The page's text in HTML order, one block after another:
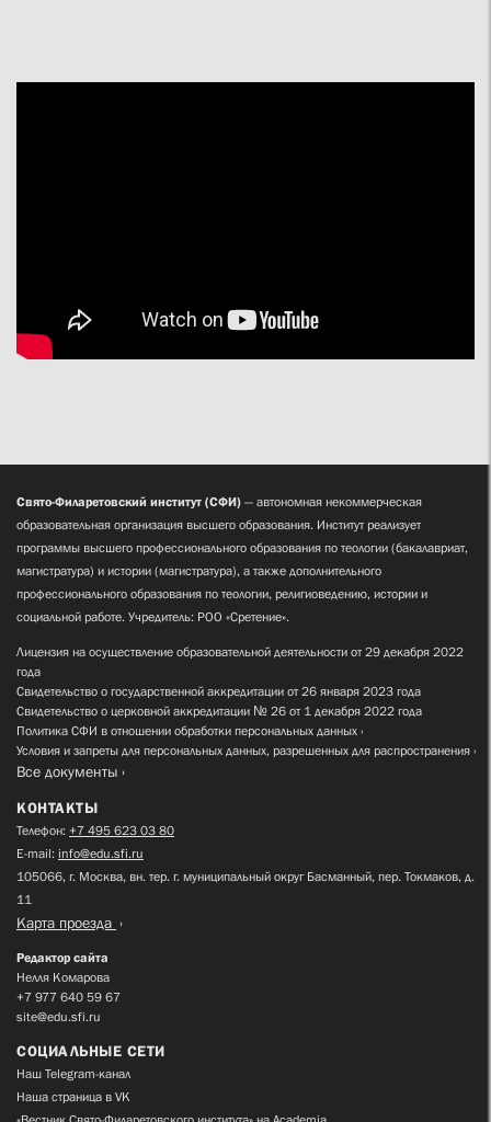
Свято-Филаретовский институт (СФИ) — автономная некоммерческая
образовательная организация высшего образования. Институт реализует
программы высшего профессионального образования по теологии (бакалавриат,
магистратура) и истории (магистратура), а также дополнительного
профессионального образования по теологии, религиоведению, истории и
социальной работе. Учредитель: РОО «Сретение».
Лицензия на осуществление образовательной деятельности от 29 декабря 2022
года
Свидетельство о государственной аккредитации от 26 января 2023 года
Свидетельство о церковной аккредитации № 26 от 1 декабря 2022 года
Политика СФИ в отношении обработки персональных данных
Условия и запреты для персональных данных, разрешенных для распространения
Все документы
КОНТАКТЫ
Телефон: +7 495 623 03 80
E-mail: info@edu.sfi.ru
105066, г. Москва, вн. тер. г. муниципальный округ Басманный, пер. Токмаков, д.
11
Карта проезда
Редактор сайта
Нелля Комарова
+7 977 640 59 67
site@edu.sfi.ru
СОЦИАЛЬНЫЕ СЕТИ
Наш Telegram-канал
Наша страница в VK